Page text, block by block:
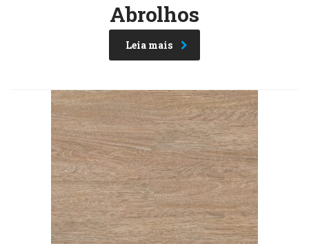
Abrolhos
Leia mais